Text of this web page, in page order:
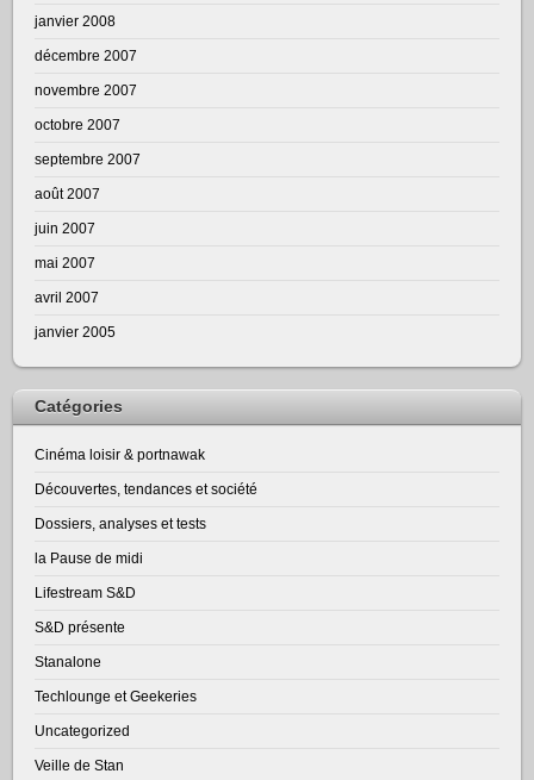
janvier 2008
décembre 2007
novembre 2007
octobre 2007
septembre 2007
août 2007
juin 2007
mai 2007
avril 2007
janvier 2005
Catégories
Cinéma loisir & portnawak
Découvertes, tendances et société
Dossiers, analyses et tests
la Pause de midi
Lifestream S&D
S&D présente
Stanalone
Techlounge et Geekeries
Uncategorized
Veille de Stan